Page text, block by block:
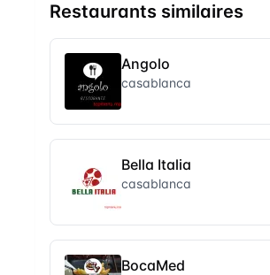
Restaurants similaires
Angolo
casablanca
Bella Italia
casablanca
BocaMed